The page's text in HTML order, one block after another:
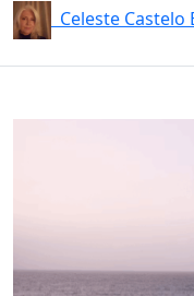
Celeste Castelo